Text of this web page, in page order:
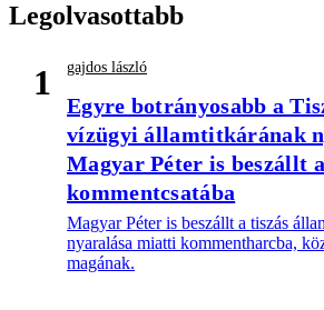
Legolvasottabb
1 gajdos lászló
Egyre botrányosabb a
vízügyi államtitkárának
Magyar Péter is beszállt a
kommentcsatába
Magyar Péter is beszállt a tiszás
nyaralása miatti kommentharcba,
magának.